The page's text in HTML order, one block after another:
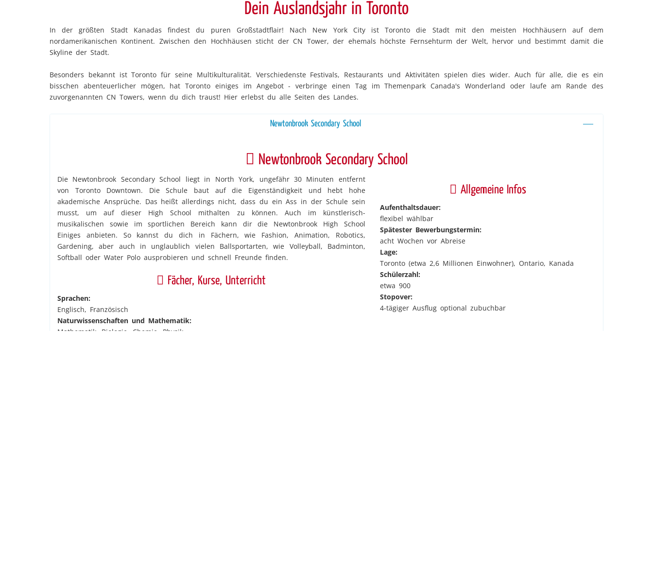
Dein Auslandsjahr in Toronto
In der größten Stadt Kanadas findest du puren Großstadtflair! Nach New York City ist Toronto die Stadt mit den meisten Hochhäusern auf dem
nordamerikanischen Kontinent. Zwischen den Hochhäusen sticht der CN Tower, der ehemals höchste Fernsehturm der Welt, hervor und bestimmt damit die
Skyline der Stadt.
Besonders bekannt ist Toronto für seine Multikulturalität. Verschiedenste Festivals, Restaurants und Aktivitäten spielen dies wider. Auch für alle, die es ein
bisschen abenteuerlicher mögen, hat Toronto einiges im Angebot - verbringe einen Tag im Themenpark Canada's Wonderland oder laufe am Rande des
zuvorgenannten CN Towers, wenn du dich traust! Hier erlebst du alle Seiten des Landes.
Newtonbrook Secondary School
Newtonbrook Secondary School
Die Newtonbrook Secondary School liegt in North York, ungefähr 30 Minuten entfernt
von Toronto Downtown. Die Schule baut auf die Eigenständigkeit und hebt hohe
akademische Ansprüche. Das heißt allerdings nicht, dass du ein Ass in der Schule sein
musst, um auf dieser High School mithalten zu können. Auch im künstlerisch-
musikalischen sowie im sportlichen Bereich kann dir die Newtonbrook High School
Einiges anbieten. So kannst du dich in Fächern, wie Fashion, Animation, Robotics,
Gardening, aber auch in unglaublich vielen Ballsportarten, wie Volleyball, Badminton,
Softball oder Water Polo ausprobieren und schnell Freunde finden.
Fächer, Kurse, Unterricht
Sprachen:
Englisch, Französisch
Naturwissenschaften und Mathematik:
Mathematik, Biologie, Chemie, Physik
Allgemeine Infos
Aufenthaltsdauer:
flexibel wählbar
Spätester Bewerbungstermin:
acht Wochen vor Abreise
Lage:
Toronto (etwa 2,6 Millionen Einwohner), Ontario, Kanada
Schülerzahl:
etwa 900
Stopover:
4-tägiger Ausflug optional zubuchbar